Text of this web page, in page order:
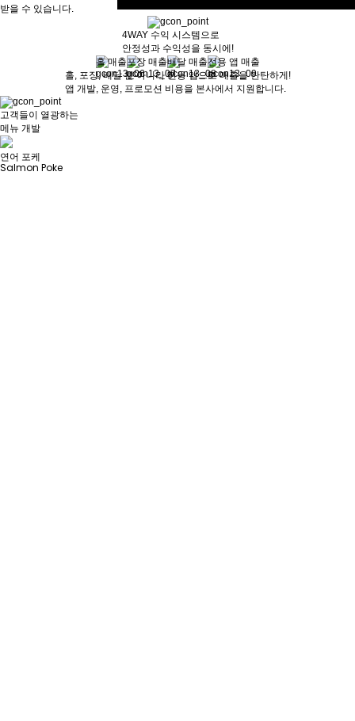
받을 수 있습니다.
4WAY 수익 시스템으로
안정성과 수익성을 동시에!
홀 매출포장 매출배달 매출전용 앱 매출
홀, 포장, 배달 뿐 아니라 전용 앱으로 매출을 탄탄하게!
앱 개발, 운영, 프로모션 비용을 본사에서 지원합니다.
고객들이 열광하는
메뉴 개발
연어 포케
Salmon Poke